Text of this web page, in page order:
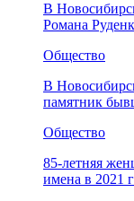
В
Романа
Общество
В
памятник
Общество
85-летняя
имена в 2021